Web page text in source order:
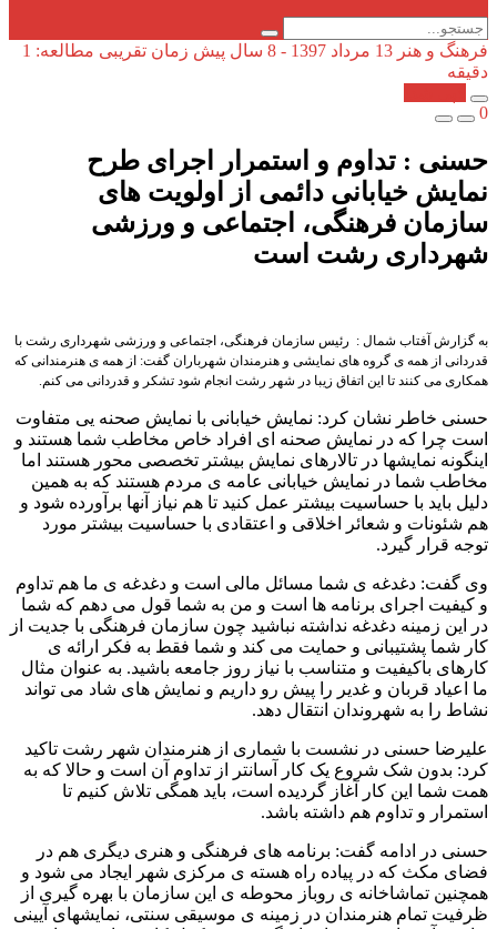
فرهنگ و هنر 13 مرداد 1397 - 8 سال پیش
زمان تقریبی مطالعه: 1
دقیقه
0
حسنی : تداوم و استمرار اجرای طرح
نمایش خیابانی دائمی از اولویت های
سازمان فرهنگی، اجتماعی و ورزشی
شهرداری رشت است
به گزارش آفتاب شمال : رئیس سازمان فرهنگی، اجتماعی و ورزشی شهرداری رشت با
قدردانی از همه ی گروه های نمایشی و هنرمندان شهرباران گفت: از همه ی هنرمندانی که
همکاری می کنند تا این اتفاق زیبا در شهر رشت انجام شود تشکر و قدردانی می کنم.
حسنی خاطر نشان کرد: نمایش خیابانی با نمایش صحنه یی متفاوت
است چرا که در نمایش صحنه ای افراد خاص مخاطب شما هستند و
اینگونه نمایشها در تالارهای نمایش بیشتر تخصصی محور هستند اما
مخاطب شما در نمایش خیابانی عامه ی مردم هستند که به همین
دلیل باید با حساسیت بیشتر عمل کنید تا هم نیاز آنها برآورده شود و
هم شئونات و شعائر اخلاقی و اعتقادی با حساسیت بیشتر مورد
توجه قرار گیرد.
وی گفت: دغدغه ی شما مسائل مالی است و دغدغه ی ما هم تداوم
و کیفیت اجرای برنامه ها است و من به شما قول می دهم که شما
در این زمینه دغدغه نداشته نباشید چون سازمان فرهنگی با جدیت از
کار شما پشتیبانی و حمایت می کند و شما فقط به فکر ارائه ی
کارهای باکیفیت و متناسب با نیاز روز جامعه باشید. به عنوان مثال
ما اعیاد قربان و غدیر را پیش رو داریم و نمایش های شاد می تواند
نشاط را به شهروندان انتقال دهد.
علیرضا حسنی در نشست با شماری از هنرمندان شهر رشت تاکید
کرد: بدون شک شروع یک کار آسانتر از تداوم آن است و حالا که به
همت شما این کار آغاز گردیده است، باید همگی تلاش کنیم تا
استمرار و تداوم هم داشته باشد.
حسنی در ادامه گفت: برنامه های فرهنگی و هنری دیگری هم در
فضای مکث که در پیاده راه هسته ی مرکزی شهر ایجاد می شود و
همچنین تماشاخانه ی روباز محوطه ی این سازمان با بهره گیری از
ظرفیت تمام هنرمندان در زمینه ی موسیقی سنتی، نمایشهای آیینی